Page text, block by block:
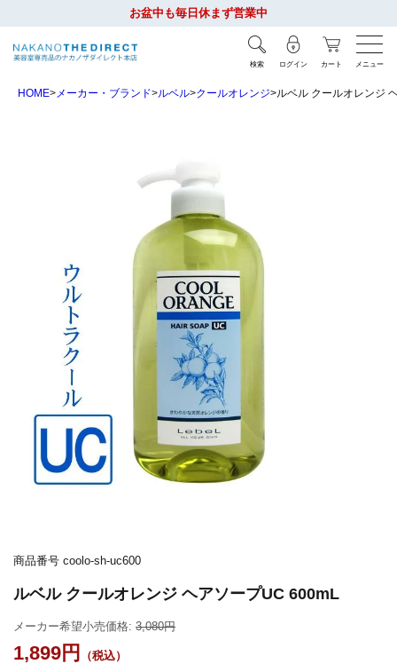
お盆中も毎日休まず営業中
検索 ログイン カート メニュー
HOME メーカー・ブランド ルベル クールオレンジ ルベル クールオレンジ
商品番号 coolo-sh-uc600
ルベル クールオレンジ ヘアソープUC 600mL
メーカー希望小売価格: 3,080
1,899